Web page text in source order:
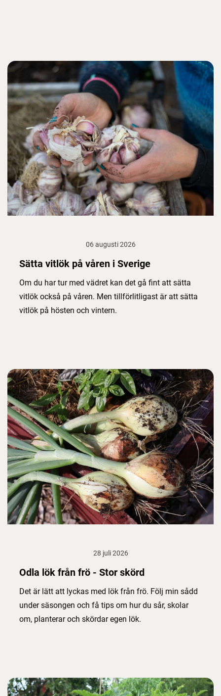
06 augusti 2026
Sätta vitlök på våren i Sverige
Om du har tur med vädret kan det gå fint att sätta
vitlök också på våren. Men tillförlitligast är att sätta
vitlök på hösten och vintern.
28 juli 2026
Odla lök från frö - Stor skörd
Det är lätt att lyckas med lök från frö. Följ min sådd
under säsongen och få tips om hur du sår, skolar
om, planterar och skördar egen lök.